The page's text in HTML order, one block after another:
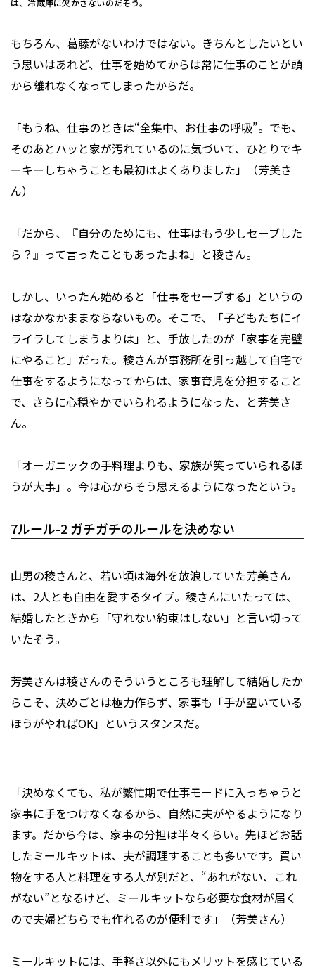
は、冷蔵庫に欠かさないのだそう。
もちろん、葛藤がないわけではない。きちんとしたいとい
う思いはあれど、仕事を始めてからは常に仕事のことが頭
から離れなくなってしまったからだ。
「もうね、仕事のときは“全集中、お仕事の呼吸”。でも、
そのあとハッと家が汚れているのに気づいて、ひとりでキ
ーキーしちゃうことも最初はよくありました」（芳美さ
ん）
「だから、『自分のためにも、仕事はもう少しセーブした
ら？』って言ったこともあったよね」と稜さん。
しかし、いったん始めると「仕事をセーブする」というの
はなかなかままならないもの。そこで、「子どもたちにイ
ライラしてしまうよりは」と、手放したのが「家事を完璧
にやること」だった。稜さんが事務所を引っ越して自宅で
仕事をするようになってからは、家事育児を分担すること
で、さらに心穏やかでいられるようになった、と芳美さ
ん。
「オーガニックの手料理よりも、家族が笑っていられるほ
うが大事」。今は心からそう思えるようになったという。
7ルール-2 ガチガチのルールを決めない
山男の稜さんと、若い頃は海外を放浪していた芳美さん
は、2人とも自由を愛するタイプ。稜さんにいたっては、
結婚したときから「守れない約束はしない」と言い切って
いたそう。
芳美さんは稜さんのそういうところも理解して結婚したか
らこそ、決めごとは極力作らず、家事も「手が空いている
ほうがやればOK」というスタンスだ。
「決めなくても、私が繁忙期で仕事モードに入っちゃうと
家事に手をつけなくなるから、自然に夫がやるようになり
ます。だから今は、家事の分担は半々くらい。先ほどお話
したミールキットは、夫が調理することも多いです。買い
物をする人と料理をする人が別だと、“あれがない、これ
がない”となるけど、ミールキットなら必要な食材が届く
ので夫婦どちらでも作れるのが便利です」（芳美さん）
ミールキットには、手軽さ以外にもメリットを感じている